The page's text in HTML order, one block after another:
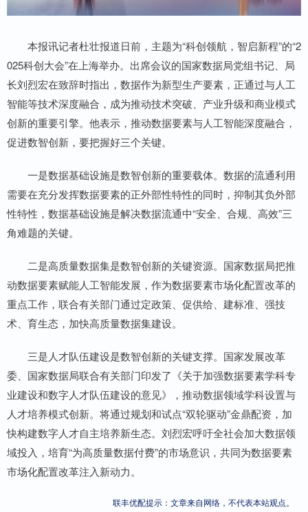
本报讯记者杜壮报道日前，主题为“科创领航，智启新程”的“2
025科创大会”在上海举办。出席会议的国家数据局党组书记、局
长刘烈宏在致辞时指出，数据作为新型生产要素，正通过与人工
智能等技术深度融合，成为推动技术突破、产业升级和商业模式
创新的重要引擎。他表示，推动数据要素与人工智能深度融合，
促进数智创新，要把握好三个关键。
一是数据基础设施是数智创新的重要载体。数据的流通利用
需要在充分发挥数据要素的正外部性特性的同时，抑制其负外部
性特性，数据基础设施是解决数据流通中“安全、合规、高效”三
角难题的关键。
二是高质量数据集是数智创新的关键资源。国家数据局把推
动数据要素赋能人工智能发展，作为数据要素市场化配置改革的
重点工作，联合有关部门通过定政策、促供给、建标准、强技
术、育生态，加快高质量数据集建设。
三是人才队伍建设是数智创新的关键支撑。国家发展改革
委、国家数据局联合有关部门印发了《关于加强数据要素学科专
业建设和数字人才队伍建设的意见》，推动数据领域学科设置与
人才培养模式创新。将通过规划和试点“双轮驱动”金鼎配资，加
快构建数字人才自主培养新生态。刘烈宏呼吁全社会加大数据领
域投入，培育“为高质量数据付费”的市场意识，共同为数据要素
市场化配置改革注入新动力。
联丰优配提示：文章来自网络，不代表本站观点。